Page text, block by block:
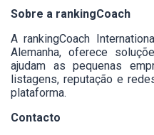
Sobre a rankingCoach
A rankingCoach
Alemanha, oferece
ajudam as pequenas
listagens, reputação e
plataforma.
Contacto